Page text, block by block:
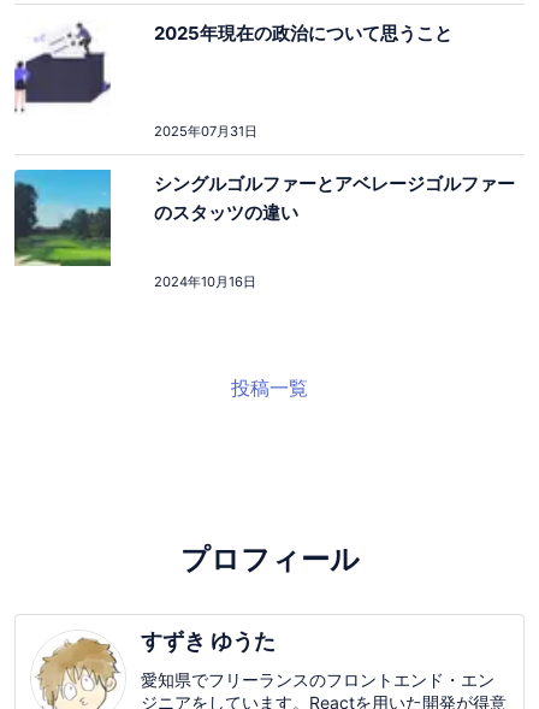
2025年現在の政治について思うこと
2025年07月31日
シングルゴルファーとアベレージゴルファー
のスタッツの違い
2024年10月16日
投稿一覧
プロフィール
すずき ゆうた
愛知県でフリーランスのフロントエンド・エン
ジニアをしています。Reactを用いた開発が得意